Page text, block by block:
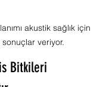
akustik sağlık için
veriyor.
Bitkileri